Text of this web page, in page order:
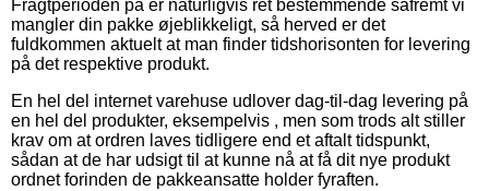
Fragtperioden på er naturligvis ret bestemmende såfremt vi
mangler din pakke øjeblikkeligt, så herved er det
fuldkommen aktuelt at man finder tidshorisonten for levering
på det respektive produkt.
En hel del internet varehuse udlover dag-til-dag levering på
en hel del produkter, eksempelvis , men som trods alt stiller
krav om at ordren laves tidligere end et aftalt tidspunkt,
sådan at de har udsigt til at kunne nå at få dit nye produkt
ordnet forinden de pakkeansatte holder fyraften.